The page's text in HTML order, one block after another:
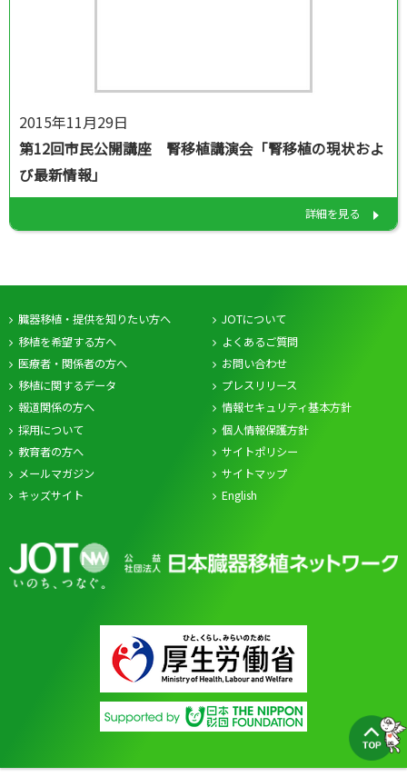
2015年11月29日
第12回市民公開講座 腎移植講演会「腎移植の現状およ
び最新情報」
詳細を見る
臓器移植・提供を知りたい方へ
移植を希望する方へ
医療者・関係者の方へ
移植に関するデータ
JOTについて
よくあるご質問
お問い合わせ
プレスリリース
報道関係の方へ
採用について
教育者の方へ
メールマガジン
キッズサイト
情報セキュリティ基本方針
個人情報保護方針
サイトポリシー
サイトマップ
English